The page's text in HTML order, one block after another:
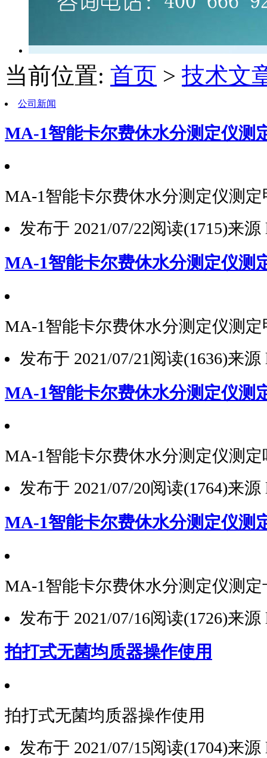
2
当前位置: 首页 > 技术文
公司新闻
MA-1智能卡尔费休水分测定仪测
MA-1智能卡尔费休水分测定仪测
发布于 2021/07/22阅读(1715)来源
MA-1智能卡尔费休水分测定仪测
MA-1智能卡尔费休水分测定仪测
发布于 2021/07/21 阅读(1636)来源
MA-1智能卡尔费休水分测定仪测
MA-1智能卡尔费休水分测定仪测
发布于 2021/07/20阅读(1764)来源
MA-1智能卡尔费休水分测定仪测
MA-1智能卡尔费休水分测定仪测
发布于 2021/07/16阅读(1726)来源
拍打式无菌均质器操作使用
拍打式无菌均质器操作使用
发布于 2021/07/15阅读(1704)来源